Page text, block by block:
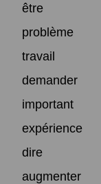
être
problème
travail
demander
important
expérience
dire
augmenter